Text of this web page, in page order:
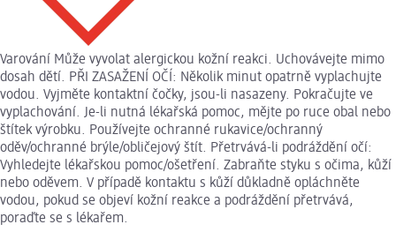
Varování Může vyvolat alergickou kožní reakci. Uchovávejte mimo
dosah dětí. PŘI ZASAŽENÍ OČÍ: Několik minut opatrně vyplachujte
vodou. Vyjměte kontaktní čočky, jsou-li nasazeny. Pokračujte ve
vyplachování. Je-li nutná lékařská pomoc, mějte po ruce obal nebo
štítek výrobku. Používejte ochranné rukavice/ochranný
oděv/ochranné brýle/obličejový štít. Přetrvává-li podráždění očí:
Vyhledejte lékařskou pomoc/ošetření. Zabraňte styku s očima, kůží
nebo oděvem. V případě kontaktu s kůží důkladně opláchněte
vodou, pokud se objeví kožní reakce a podráždění přetrvává,
poraďte se s lékařem.